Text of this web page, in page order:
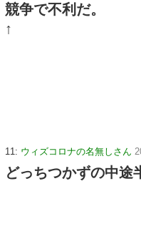
競争で不利だ。
↑
11: ウィズコロナの名無しさん
どっちつかずの中途